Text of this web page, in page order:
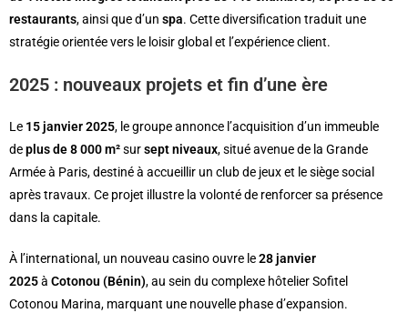
restaurants, ainsi que d’un spa. Cette diversification traduit une
stratégie orientée vers le loisir global et l’expérience client.
2025 : nouveaux projets et fin d’une ère
Le 15 janvier 2025, le groupe annonce l’acquisition d’un immeuble
deplus de 8 000 m²sursept niveaux, situé avenue de la Grande
Armée à Paris, destiné à accueillir un club de jeux et le siège social
après travaux. Ce projet illustre la volonté de renforcer sa présence
dans la capitale.
À l’international, un nouveau casino ouvre le28 janvier
2025à Cotonou (Bénin), au sein du complexe hôtelier Sofitel
Cotonou Marina, marquant une nouvelle phase d’expansion.